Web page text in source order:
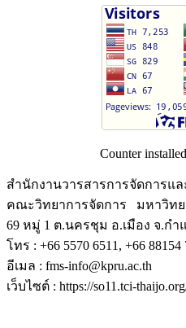
Counter
สำนักงานวารสารการจัดการแ
คณะวิทยาการจัดการ มหาวิทย
69 หมู่ 1 ต.นครชุม อ.เมือง จ.กำ
โทร : +66 5570 6511, +66 88154
อีเมล : fms-info@kpru.ac.th
เว็บไซต์ : https://so11.tci-